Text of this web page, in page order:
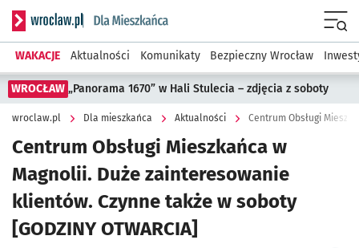
Serwis informacyjny wroclaw.pl podserwis: Dla mieszkańca
WAKACJE Aktualności Komunikaty Bezpieczny Wrocław
WROCŁAW „Panorama 1670” w Hali Stulecia – zdjęcia z soboty
wroclaw.pl Dla mieszkańca Aktualności
Centrum Obsługi Mieszkańca w
Magnolii. Duże zainteresowanie
klientów. Czynne także w soboty
[GODZINY OTWARCIA]